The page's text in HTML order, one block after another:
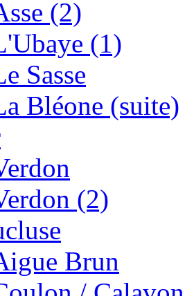
(2)
(1)
Sasse
Bléone (suite)
(2)
Brun